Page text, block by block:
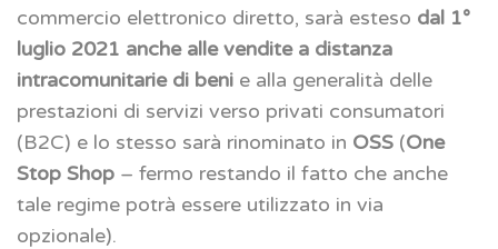
commercio elettronico diretto, sarà esteso dal 1°
luglio 2021 anche alle vendite a distanza
intracomunitarie di beni e alla generalità delle
prestazioni di servizi verso privati consumatori
(B2C) e lo stesso sarà rinominato in OSS (One
Stop Shop – fermo restando il fatto che anche
tale regime potrà essere utilizzato in via
opzionale).